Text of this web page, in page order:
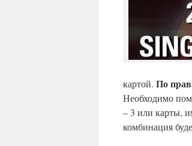
картой. По
Необходимо
– 3 или карты,
комбинация